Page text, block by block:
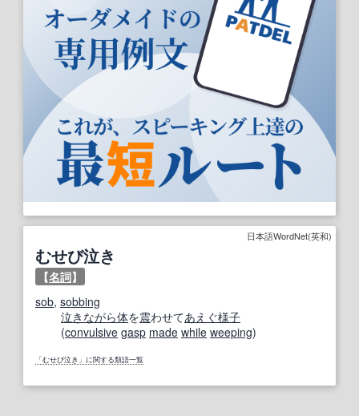
日本語WordNet(英和)
むせび泣き
【名詞】
sob, sobbing
泣き ながら体を震わせてあえぐ様子
(convulsive gasp made while weeping)
「むせび泣き」に関する類語一覧